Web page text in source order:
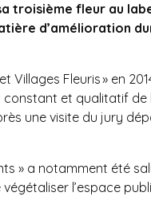
troisième fleur au
d’amélioration
Fleuris » en
et qualitatif
une visite du jury
» a notamment été
l’espace